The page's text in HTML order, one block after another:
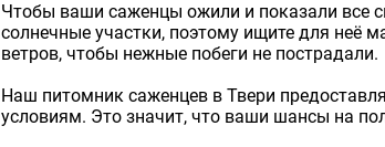
Чтобы ваши саженцы ожили и показали все
солнечные участки, поэтому ищите для неё
ветров, чтобы нежные побеги не пострадали.
Наш питомник саженцев в Твери
условиям. Это значит, что ваши шансы на